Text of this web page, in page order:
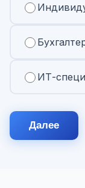
ИТ-
Далее